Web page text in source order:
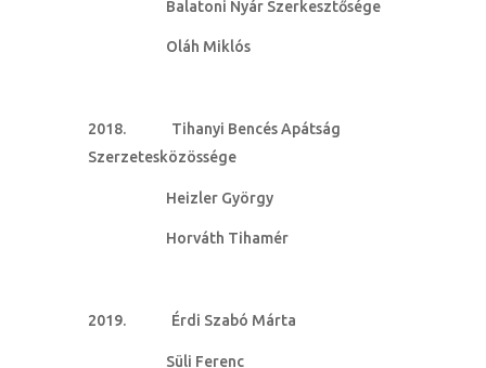
Balatoni Nyár Szerkesztősége
Oláh Miklós
Tihanyi Bencés Apátság
Szerzetesközössége
Heizler György
Horváth Tihamér
Érdi Szabó Márta
Süli Ferenc